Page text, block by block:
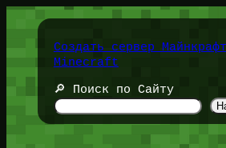
Перейти
содержимомуСоздать сервер
Minecraft
🔎 Поиск по Сайту